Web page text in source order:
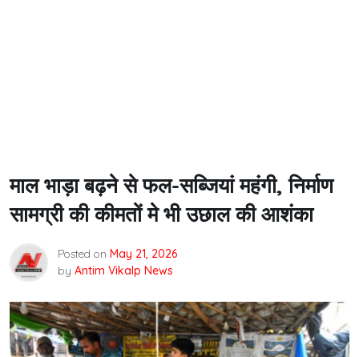
माल भाड़ा बढ़ने से फल-सब्जियां महंगी, निर्माण
सामग्री की कीमतों मे भी उछाल की आशंका
Posted on May 21, 2026
by Antim Vikalp News